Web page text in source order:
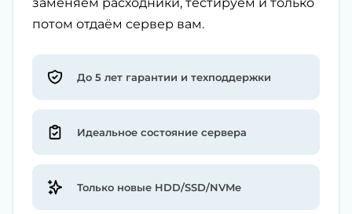
потом отдаём сервер вам.
До 5 лет гарантии и техподдержки
Идеальное состояние сервера
Только новые HDD/SSD/NVMe